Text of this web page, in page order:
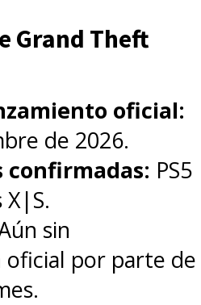
Grand Theft
oficial:
de 2026.
confirmadas: PS5
X|S.
sin
por parte de